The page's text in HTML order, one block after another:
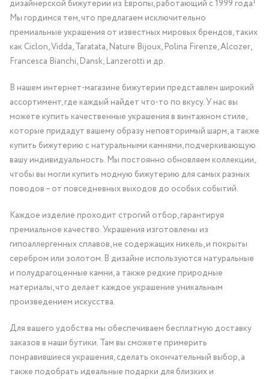
дизайнерской бижутерии из Европы, работающий с 1999 года!
Мы гордимся тем, что предлагаем исключительно
премиальные украшения от известных мировых брендов, таких
как Ciclon, Vidda, Taratata, Nature Bijoux, Polina Firenze, Alcozer,
Francesca Bianchi, Dansk, Lanzerotti и др.
В нашем интернет-магазине бижутерии представлен широкий
ассортимент, где каждый найдет что-то по вкусу. У нас вы
можете купить качественные украшения в винтажном стиле,
которые придадут вашему образу неповторимый шарм, а также
купить бижутерию с натуральными камнями, подчеркивающую
вашу индивидуальность. Мы постоянно обновляем коллекции,
чтобы вы могли купить модную бижутерию для самых разных
поводов – от повседневных выходов до особых событий.
Каждое изделие проходит строгий отбор, гарантируя
премиальное качество. Украшения изготовлены из
гипоаллергенных сплавов, не содержащих никель, и покрыты
серебром или золотом. В дизайне используются натуральные
и полудрагоценные камни, а также редкие природные
материалы, что делает каждое украшение уникальным
произведением искусства.
Для вашего удобства мы обеспечиваем бесплатную доставку
заказов в наши бутики. Там вы сможете примерить
понравившиеся украшения, сделать окончательный выбор, а
также подобрать идеальные подарки для близких и